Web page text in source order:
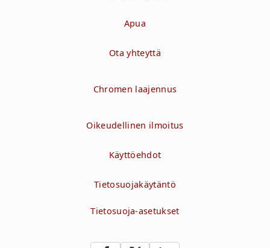
Apua
Ota yhteyttä
Chromen laajennus
Oikeudellinen ilmoitus
Käyttöehdot
Tietosuojakäytäntö
Tietosuoja-asetukset